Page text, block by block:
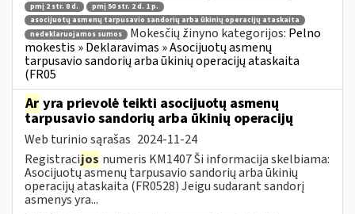
pmį 2 str. 8 d.
pmį 50 str. 2 d. 1 p.
asocijuotų asmenų tarpusavio sandorių arba ūkinių operacijų ataskaita
nedeklaruojamos sumos
Mokesčių žinyno kategorijos: Pelno
mokestis » Deklaravimas » Asocijuotų asmenų
tarpusavio sandorių arba ūkinių operacijų ataskaita
(FR05
Ar yra prievolė teikti asocijuotų asmenų
tarpusavio sandorių arba ūkinių operacijų
Web turinio sąrašas 2024-11-24
Registracijos numeris KM1407 Ši informacija skelbiama:
Asocijuotų asmenų tarpusavio sandorių arba ūkinių
operacijų ataskaita (FR0528) Jeigu sudarant sandorį
asmenys yra...